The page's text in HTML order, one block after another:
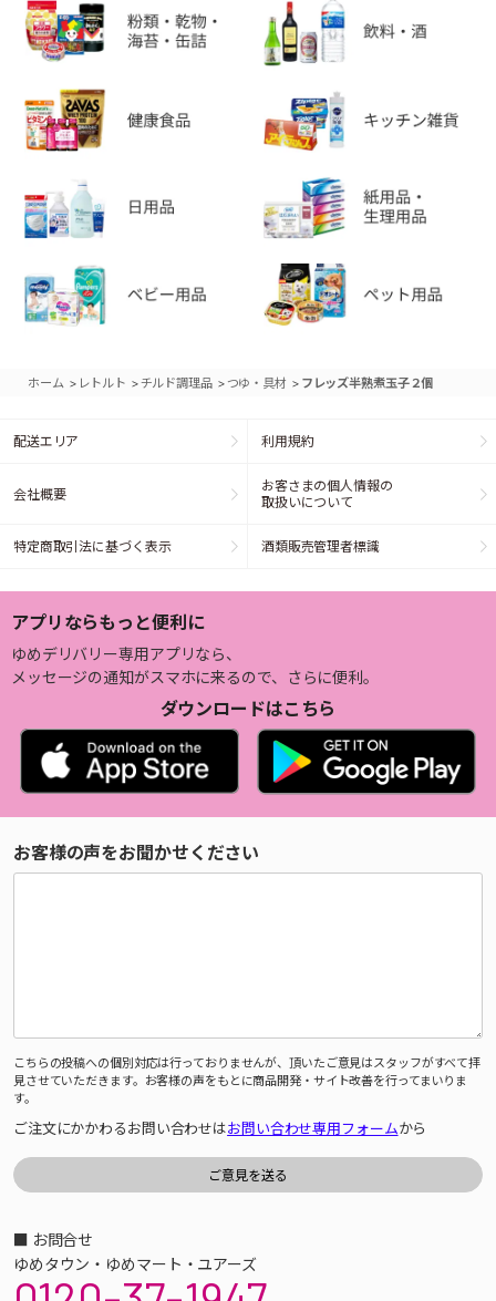
ホーム > レトルト >チルド調理品 > つゆ・具材 > フレッズ半熟煮玉子２個
配送エリア 利用規約
会社概要
お客さまの個人情報の
取扱いについて
特定商取引法に基づく表示 酒類販売管理者標識
アプリならもっと便利に
ゆめデリバリー専用アプリなら、
メッセージの通知がスマホに来るので、さらに便利。
ダウンロードはこちら
お客様の声をお聞かせください
こちらの投稿への個別対応は行っておりませんが、頂いたご意見はスタッフがすべて拝
見させていただきます。お客様の声をもとに商品開発・サイト改善を行ってまいりま
す。
ご注文にかかわるお問い合わせはお問い合わせ専用フォームから
■ お問合せ
ゆめタウン・ゆめマート・ユアーズ